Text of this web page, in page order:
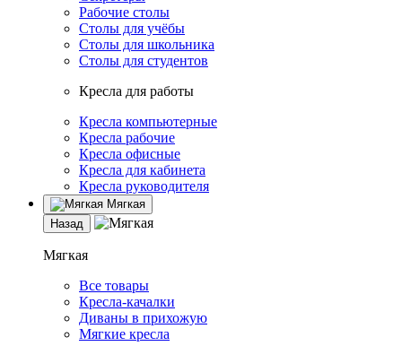
Рабочие столы
Столы для учёбы
Столы для школьника
Столы для студентов
Кресла для работы
Кресла компьютерные
Кресла рабочие
Кресла офисные
Кресла для кабинета
Кресла руководителя
Мягкая
Назад
Мягкая
Все товары
Кресла-качалки
Диваны в прихожую
Мягкие кресла